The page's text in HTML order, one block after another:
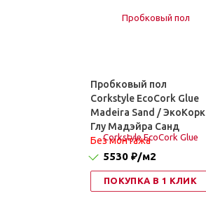
Пробковый пол
Corkstyle EcoCork Glue
Madeira Sand / ЭкоКорк
Глу Мадэйра Санд
Без монтажа
5530 ₽/м2
ПОКУПКА В 1 КЛИК